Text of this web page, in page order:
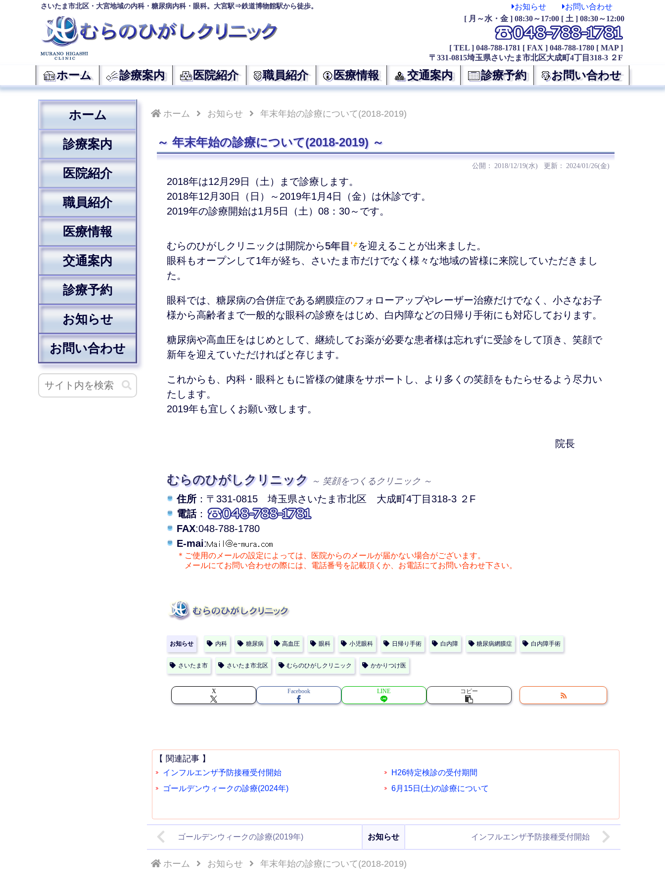
さいたま市北区・大宮地域の内科・糖尿病内科・眼科。大宮駅⇒鉄道博物館駅から徒歩。 お知らせ
お問い合わせ
[ 月～水・金 ] 08:30～17:00 [ 土 ] 08:30～12:00
[ TEL ] 048-788-1781 [ FAX ] 048-788-1780 [ MAP ]
〒331-0815埼玉県さいたま市北区大成町4丁目318-3 ２F
ホーム 診療案内 医院紹介 職員紹介 医療情報 交通案内 診療予約 お問い合わせ
ホーム お知らせ 年末年始の診療について(2018-2019)
年末年始の診療について(2018-2019)
2018/12/19(水) 2024/01/26(金)
2018年は12月29日（土）まで診療します。
2018年12月30日（日）～2019年1月4日（金）は休診です。
2019年の診療開始は1月5日（土）08：30～です。
むらのひがしクリニックは開院から5年目
を迎えることが出来ました。
眼科もオープンして1年が経ち、さいたま市だけでなく様々な地域の皆様に来院していただきまし
た。
眼科では、糖尿病の合併症である網膜症のフォローアップやレーザー治療だけでなく、小さなお子
様から高齢者まで一般的な眼科の診療をはじめ、白内障などの日帰り手術にも対応しております。
糖尿病や高血圧をはじめとして、継続してお薬が必要な患者様は忘れずに受診をして頂き、笑顔で
新年を迎えていただければと存じます。
これからも、内科・眼科ともに皆様の健康をサポートし、より多くの笑顔をもたらせるよう尽力い
たします。
2019年も宜しくお願い致します。
院長
むらのひがしクリニック ～ 笑顔をつくるクリニック ～
住所 ：〒331-0815 埼玉県さいたま市北区 大成町4丁目318-3 ２F
電話：
FAX:048-788-1780
E-mai:
＊ご使用のメールの設定によっては、医院からのメールが届かない場合がございます。
メールにてお問い合わせの際には、電話番号を記載頂くか、お電話にてお問い合わせ下さい。
お知らせ 内科 糖尿病 高血圧 眼科 小児眼科 日帰り手術 白内障 糖尿病網膜症 白内障手術
さいたま市 さいたま市北区 むらのひがしクリニック かかりつけ医
X Facebook LINE コピー
【 関連記事 】
インフルエンザ予防接種受付開始
H26特定検診の受付期間
ゴールデンウィークの診療(2024年)
6月15日(土)の診療について
ゴールデンウィークの診療(2019年) お知らせ インフルエンザ予防接種受付開始
ホーム お知らせ 年末年始の診療について(2018-2019)
ホーム
診療案内
医院紹介
職員紹介
医療情報
交通案内
診療予約
お知らせ
お問い合わせ